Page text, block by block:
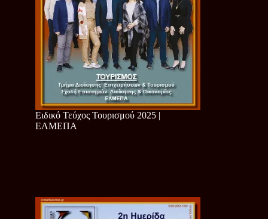
Ειδικό Τεύχος Τουρισμού 2025 |
ΕΛΜΕΠΑ